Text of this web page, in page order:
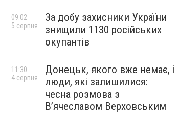
За добу захисники України
знищили 1130 російських
окупантів
09:02
5 серпня
Донецьк, якого вже немає, і
люди, які залишилися:
чесна розмова з
В’ячеславом Верховським
11:30
4 серпня